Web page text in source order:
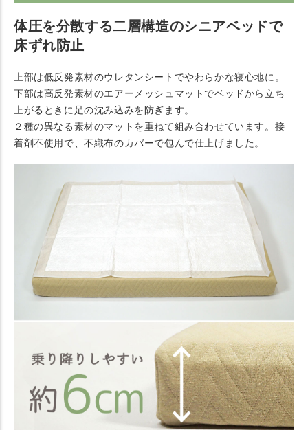
体圧を分散する二層構造のシニアベッドで
床ずれ防止
上部は低反発素材のウレタンシートでやわらかな寝心地に。
下部は高反発素材のエアーメッシュマットでベッドから立ち
上がるときに足の沈み込みを防ぎます。
２種の異なる素材のマットを重ねて組み合わせています。接
着剤不使用で、不織布のカバーで包んで仕上げました。